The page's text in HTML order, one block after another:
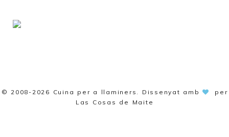
© 2008-2026 Cuina per a llaminers . Dissenyat amb
per
Las Cosas de Maite